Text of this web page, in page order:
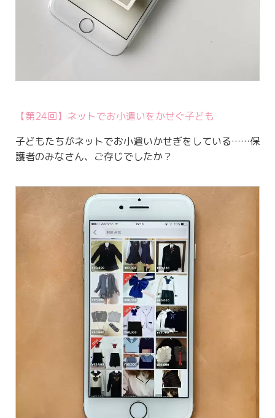
【第24回】ネットでお小遣いをかせぐ子ども
子どもたちがネットでお小遣いかせぎをしている……保
護者のみなさん、ご存じでしたか？